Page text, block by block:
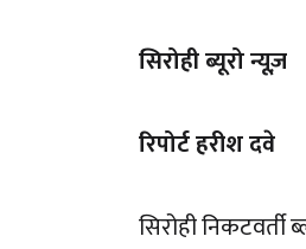
सिरोही ब्यूरो न्यूज़
रिपोर्ट हरीश दवे
सिरोही